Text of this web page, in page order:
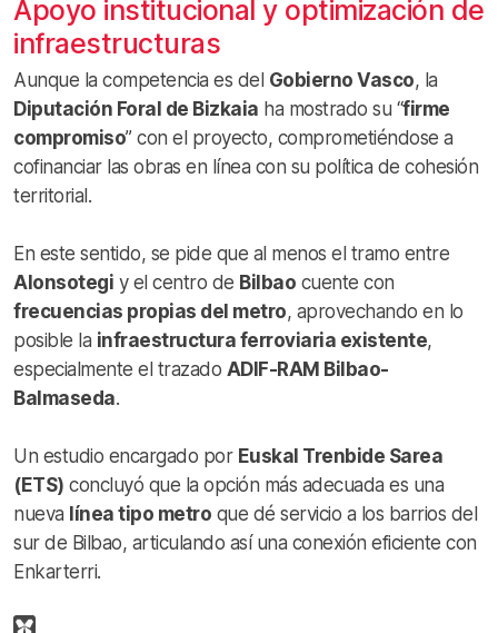
Apoyo institucional y optimización de
infraestructuras
Aunque la competencia es del Gobierno Vasco, la
Diputación Foral de Bizkaia ha mostrado su “firme
compromiso” con el proyecto, comprometiéndose a
cofinanciar las obras en línea con su política de cohesión
territorial.
En este sentido, se pide que al menos el tramo entre
Alonsotegi y el centro de Bilbao cuente con
frecuencias propias del metro, aprovechando en lo
posible la infraestructura ferroviaria existente,
especialmente el trazado ADIF-RAM Bilbao-
Balmaseda.
Un estudio encargado por Euskal Trenbide Sarea
(ETS) concluyó que la opción más adecuada es una
nueva línea tipo metro que dé servicio a los barrios del
sur de Bilbao, articulando así una conexión eficiente con
Enkarterri.